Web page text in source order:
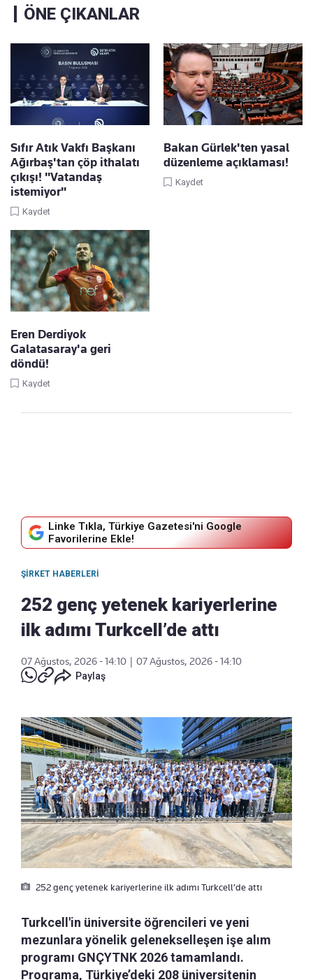
ÖNE ÇIKANLAR
Sıfır Atık Vakfı Başkanı
Ağırbaş'tan çöp ithalatı
çıkışı! "Vatandaş
istemiyor"
Kaydet
Bakan Gürlek'ten yasal
düzenleme açıklaması!
Kaydet
Eren Derdiyok
Galatasaray'a geri
döndü!
Kaydet
Linke Tıkla, Türkiye Gazetesi'ni Google
Favorilerine Ekle!
ŞIRKET HABERLERI
252 genç yetenek kariyerlerine
ilk adımı Turkcell’de attı
07 Ağustos, 2026 - 14:10
07 Ağustos, 2026 - 14:10
Paylaş
252 genç yetenek kariyerlerine ilk adımı Turkcell’de attı
Turkcell'in üniversite öğrencileri ve yeni
mezunlara yönelik gelenekselleşen işe alım
programı GNÇYTNK 2026 tamamlandı.
Programa, Türkiye’deki 208 üniversitenin